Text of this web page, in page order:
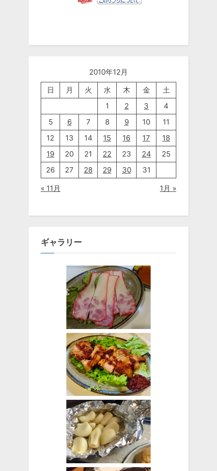
2010年12月
日
月 火 水 木 金
土
1
2 3
4
5
6 7 8 9 10
11
12
13 14 15 16 17
18
19
20 21 22 23 24
25
26
27 28 29 30
31
« 11月
1月 »
ギャラリー